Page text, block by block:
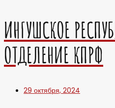
ИНГУШСКОЕ
ОТДЕЛЕНИЕ КПРФ
29 октября, 2024